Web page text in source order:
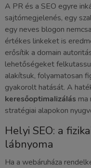
A PR és a SEO egyre
sajtómegjelenés, egy
egy neves blogon
értékes linkeket is
erősítik a domain
lehetőségeket
alakítsuk, folyamatosan
gyakorolt hatását. A
keresőoptimalizálás ma
stratégiai alapokon
Helyi SEO: a
lábnyoma
Ha a webáruháza